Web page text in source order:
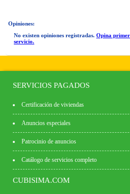
Opiniones:
No existen opiniones registradas. Opina
servicio.
SERVICIOS PAGADOS
Certificación de viviendas
Anuncios especiales
Patrocinio de anuncios
Catálogo de servicios completo
CUBISIMA.COM